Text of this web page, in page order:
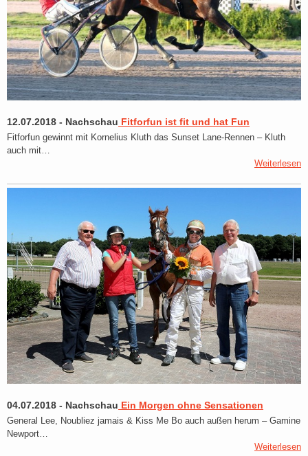
12.07.2018 - Nachschau Fitforfun ist fit und hat Fun
Fitforfun gewinnt mit Kornelius Kluth das Sunset Lane-Rennen – Kluth
auch mit…
Weiterlesen
04.07.2018 - Nachschau Ein Morgen ohne Sensationen
General Lee, Noubliez jamais & Kiss Me Bo auch außen herum – Gamine
Newport…
Weiterlesen